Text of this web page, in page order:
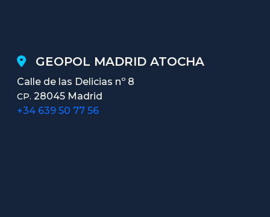
GEOPOL MADRID ATOCHA
Calle de las Delicias nº 8
CP. 28045 Madrid
+34 639 50 77 56